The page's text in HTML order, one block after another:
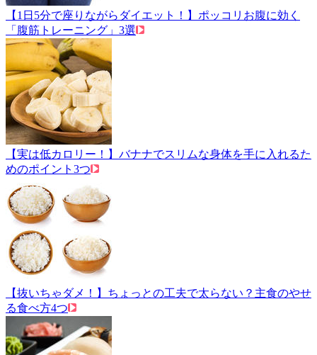
【1日5分で座りながらダイエット！】ポッコリお腹に効く
「腹筋トレーニング」3選
【実は低カロリー！】バナナでスリムな身体を手に入れるた
めのポイント3つ
【抜いちゃダメ！】ちょっとの工夫で太らない？主食のやせ
る食べ方4つ